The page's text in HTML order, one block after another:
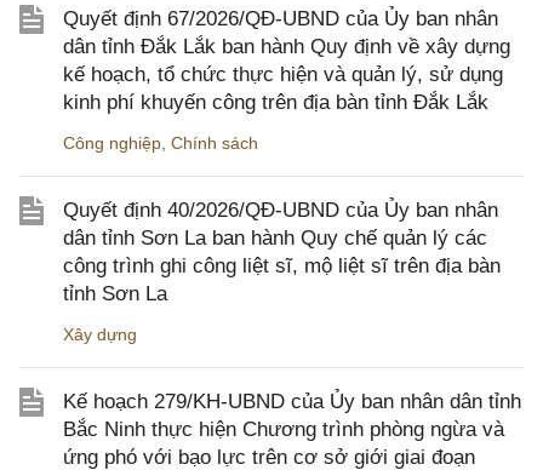
Quyết định 67/2026/QĐ-UBND của Ủy ban nhân
dân tỉnh Đắk Lắk ban hành Quy định về xây dựng
kế hoạch, tổ chức thực hiện và quản lý, sử dụng
kinh phí khuyến công trên địa bàn tỉnh Đắk Lắk
Công nghiệp, Chính sách
Quyết định 40/2026/QĐ-UBND của Ủy ban nhân
dân tỉnh Sơn La ban hành Quy chế quản lý các
công trình ghi công liệt sĩ, mộ liệt sĩ trên địa bàn
tỉnh Sơn La
Xây dựng
Kế hoạch 279/KH-UBND của Ủy ban nhân dân tỉnh
Bắc Ninh thực hiện Chương trình phòng ngừa và
ứng phó với bạo lực trên cơ sở giới giai đoạn